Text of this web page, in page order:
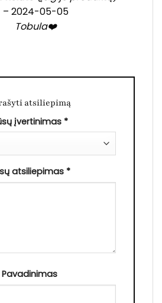
5
iš 5
– 2024-05-05
Tobula❤️
atsiliepimą
įvertinimas *
atsiliepimas *
Pavadinimas